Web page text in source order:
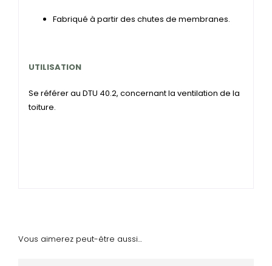
Fabriqué à partir des chutes de membranes.
UTILISATION
Se référer au DTU 40.2, concernant la ventilation de la
toiture.
Vous aimerez peut-être aussi…